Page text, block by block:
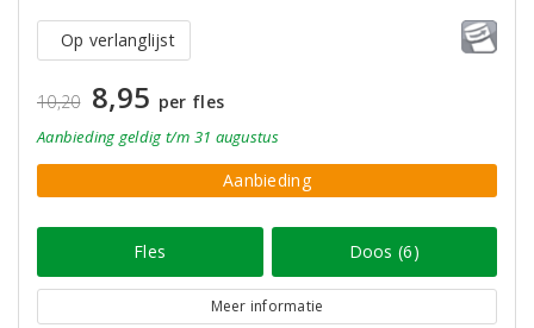
Op verlanglijst
10,20 8,95 per fles
Aanbieding geldig t/m 31 augustus
Aanbieding
Fles Doos (6)
Meer informatie